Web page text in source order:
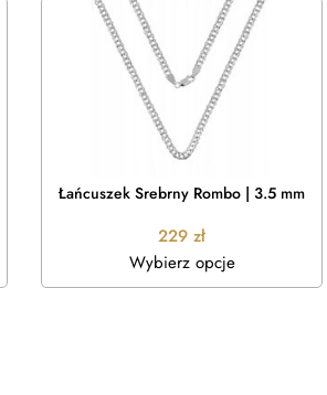
Łańcuszek Srebrny Rombo | 3.5 mm
229 zł
Wybierz opcje